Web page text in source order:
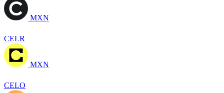
MXN
CELR
MXN
CELO